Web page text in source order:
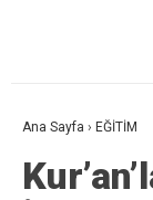
Ana Sayfa › EĞİTİM